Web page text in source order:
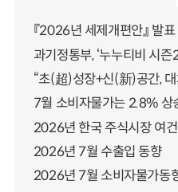
『2026년 세제개편안』 발표
과기정통부, ‘누누티비 시즌
“초(超)성장+신(新)공간,
7월 소비자물가는 2.8% 상
2026년 한국 주식시장 여
2026년 7월 수출입 동향
2026년 7월 소비자물가동